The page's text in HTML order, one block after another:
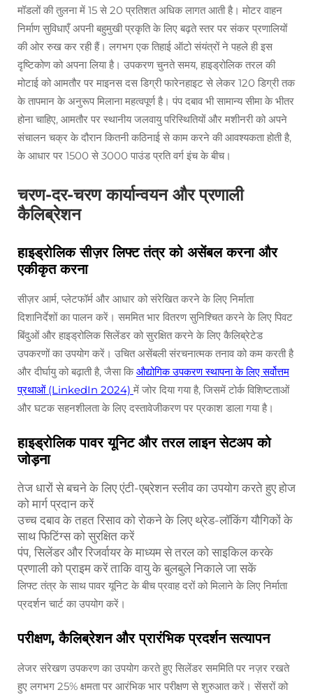
मॉडलों की तुलना में 15 से 20 प्रतिशत अधिक लागत आती है। मोटर वाहन
निर्माण सुविधाएँ अपनी बहुमुखी प्रकृति के लिए बढ़ते स्तर पर संकर प्रणालियों
की ओर रुख कर रही हैं। लगभग एक तिहाई ऑटो संयंत्रों ने पहले ही इस
दृष्टिकोण को अपना लिया है। उपकरण चुनते समय, हाइड्रोलिक तरल की
मोटाई को आमतौर पर माइनस दस डिग्री फारेनहाइट से लेकर 120 डिग्री तक
के तापमान के अनुरूप मिलाना महत्वपूर्ण है। पंप दबाव भी सामान्य सीमा के भीतर
होना चाहिए, आमतौर पर स्थानीय जलवायु परिस्थितियों और मशीनरी को अपने
संचालन चक्र के दौरान कितनी कठिनाई से काम करने की आवश्यकता होती है,
के आधार पर 1500 से 3000 पाउंड प्रति वर्ग इंच के बीच।
चरण-दर-चरण कार्यान्वयन और प्रणाली
कैलिब्रेशन
हाइड्रोलिक सीज़र लिफ्ट तंत्र को असेंबल करना और
एकीकृत करना
सीज़र आर्म, प्लेटफॉर्म और आधार को संरेखित करने के लिए निर्माता
दिशानिर्देशों का पालन करें। सममित भार वितरण सुनिश्चित करने के लिए पिवट
बिंदुओं और हाइड्रोलिक सिलेंडर को सुरक्षित करने के लिए कैलिब्रेटेड
उपकरणों का उपयोग करें। उचित असेंबली संरचनात्मक तनाव को कम करती है
और दीर्घायु को बढ़ाती है, जैसा किऔद्योगिक उपकरण स्थापना के लिए सर्वोत्तम
प्रथाओं (LinkedIn 2024) में जोर दिया गया है, जिसमें टोर्क विशिष्टताओं
और घटक सहनशीलता के लिए दस्तावेजीकरण पर प्रकाश डाला गया है।
हाइड्रोलिक पावर यूनिट और तरल लाइन सेटअप को
जोड़ना
तेज धारों से बचने के लिए एंटी-एब्रेशन स्लीव का उपयोग करते हुए होज
को मार्ग प्रदान करें
उच्च दबाव के तहत रिसाव को रोकने के लिए थ्रेड-लॉकिंग यौगिकों के
साथ फिटिंग्स को सुरक्षित करें
पंप, सिलेंडर और रिजर्वायर के माध्यम से तरल को साइकिल करके
प्रणाली को प्राइम करें ताकि वायु के बुलबुले निकाले जा सकें
लिफ्ट तंत्र के साथ पावर यूनिट के बीच प्रवाह दरों को मिलाने के लिए निर्माता
प्रदर्शन चार्ट का उपयोग करें।
परीक्षण, कैलिब्रेशन और प्रारंभिक प्रदर्शन सत्यापन
लेजर संरेखण उपकरण का उपयोग करते हुए सिलेंडर सममिति पर नज़र रखते
हुए लगभग 25% क्षमता पर आरंभिक भार परीक्षण से शुरुआत करें। सेंसरों को